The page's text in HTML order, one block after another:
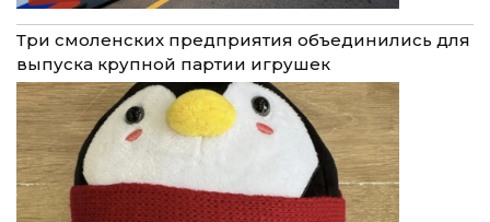
Три смоленских предприятия объединились для
выпуска крупной партии игрушек